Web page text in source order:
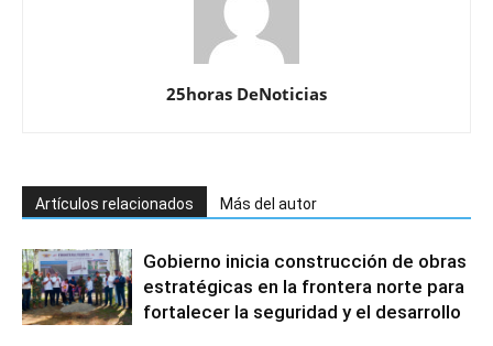
25horas DeNoticias
Artículos relacionados Más del autor
Gobierno inicia construcción de obras
estratégicas en la frontera norte para
fortalecer la seguridad y el desarrollo